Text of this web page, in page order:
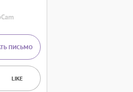
ПИСЬМО
LIKE